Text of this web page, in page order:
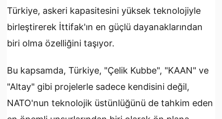
Türkiye, askeri kapasitesini yüksek teknolojiyle
birleştirerek İttifak'ın en güçlü dayanaklarından
biri olma özelliğini taşıyor.
Bu kapsamda, Türkiye, "Çelik Kubbe", "KAAN" ve
"Altay" gibi projelerle sadece kendisini değil,
NATO'nun teknolojik üstünlüğünü de tahkim eden